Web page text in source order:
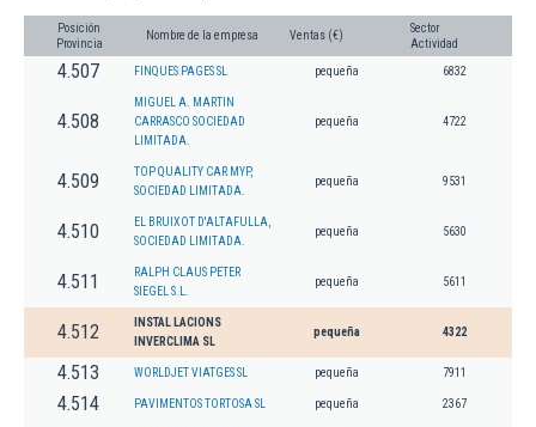
Posición
Provincia
Nombre de la empresa Ventas (€)
Sector
Actividad
4.507 FINQUES PAGES SL pequeña 6832
4.508
MIGUEL A. MARTIN
CARRASCO SOCIEDAD
LIMITADA.
pequeña 4722
4.509
TOP QUALITY CAR MYP,
SOCIEDAD LIMITADA.
pequeña 9531
4.510
EL BRUIXOT D'ALTAFULLA,
SOCIEDAD LIMITADA.
pequeña 5630
4.511
RALPH CLAUS PETER
SIEGEL S.L.
pequeña 5611
4.512
INSTAL LACIONS
INVERCLIMA SL
pequeña 4322
4.513 WORLDJET VIATGES SL pequeña 7911
4.514 PAVIMENTOS TORTOSA SL pequeña 2367